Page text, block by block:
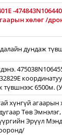
-
хөлөг /
дундаж
түвшнээс 6500м.
хүнгүй
Төв
Эрүүл